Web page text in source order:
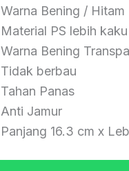
Warna Bening / Hitam
Material PS lebih kaku
Warna Bening
Tidak berbau
Tahan Panas
Anti Jamur
Panjang 16.3 cm x